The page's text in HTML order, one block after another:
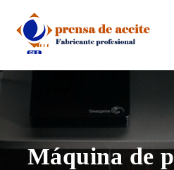
content
Máquina de